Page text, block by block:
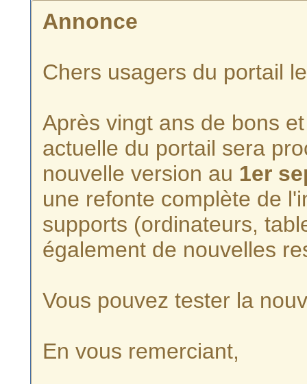
Annonce
Chers usagers du portail
Après vingt ans de bons
actuelle du portail sera
nouvelle version au 1er
une refonte complète de
supports (ordinateurs,
également de nouvelles
Vous pouvez tester la
En vous remerciant,